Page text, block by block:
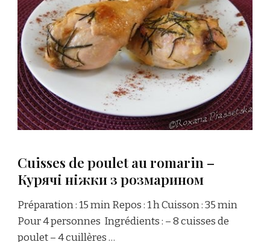
Cuisses de poulet au romarin –
Курячі ніжки з розмарином
Préparation : 15 min Repos : 1 h Cuisson : 35 min
Pour 4 personnes Ingrédients : – 8 cuisses de
poulet – 4 cuillères …